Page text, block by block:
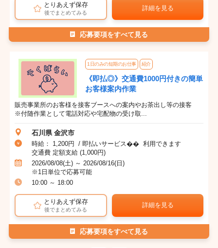
とりあえず保存
後でまとめてみる
詳細を見る
応募要項をすべて見る
1日のみの短期のお仕事 紹介
《即払◎》交通費1000円付きの簡単
お客様案内作業
販売事業所のお客様を接客ブースへの案内やお茶出し等の接客
※付随作業として電話対応や宅配物の受け取...
石川県 金沢市
時給： 1,200円 / 即払いサービス�� 利用できます
交通費 定額支給 (1,000円)
2026/08/08(土) ～ 2026/08/16(日)
※1日単位で応募可能
10:00 ～ 18:00
とりあえず保存
後でまとめてみる
詳細を見る
応募要項をすべて見る